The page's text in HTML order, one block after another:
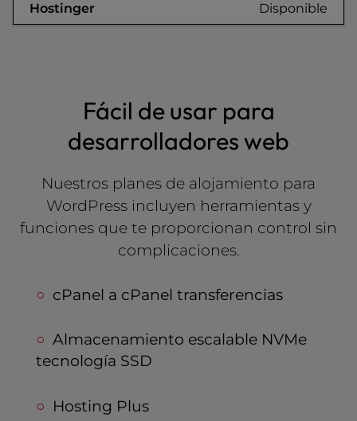
Disponible
Fácil de usar para
desarrolladores web
Nuestros planes de alojamiento para
WordPress incluyen herramientas y
funciones que te proporcionan control sin
complicaciones.
cPanel a cPanel transferencias
Almacenamiento escalable NVMe
tecnología SSD
Hosting Plus